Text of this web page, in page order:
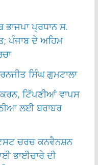
ਪ੍ਰਧਾਨ ਸ.
ਪੰਜਾਬ ਦੇ ਅਹਿਮ
ਸਿੰਘ ਗੁਮਟਾਲਾ
ਟਿੱਪਣੀਆਂ ਵਾਪਸ
ਲਈ ਬਰਾਬਰ
ਚਰਚ ਕਨਵੈਨਸ਼ਨ
ਭਾਈਚਾਰੇ ਦੀ